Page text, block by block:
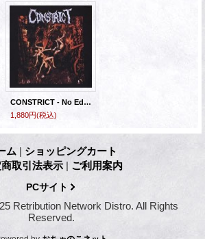
CONSTRICT - No Eden [CD]
1,880円(税込)
ム | ショッピングカート
取引法表示 | ご利用案内
PCサイト
Retribution Network Distro. All Rights
Reserved.